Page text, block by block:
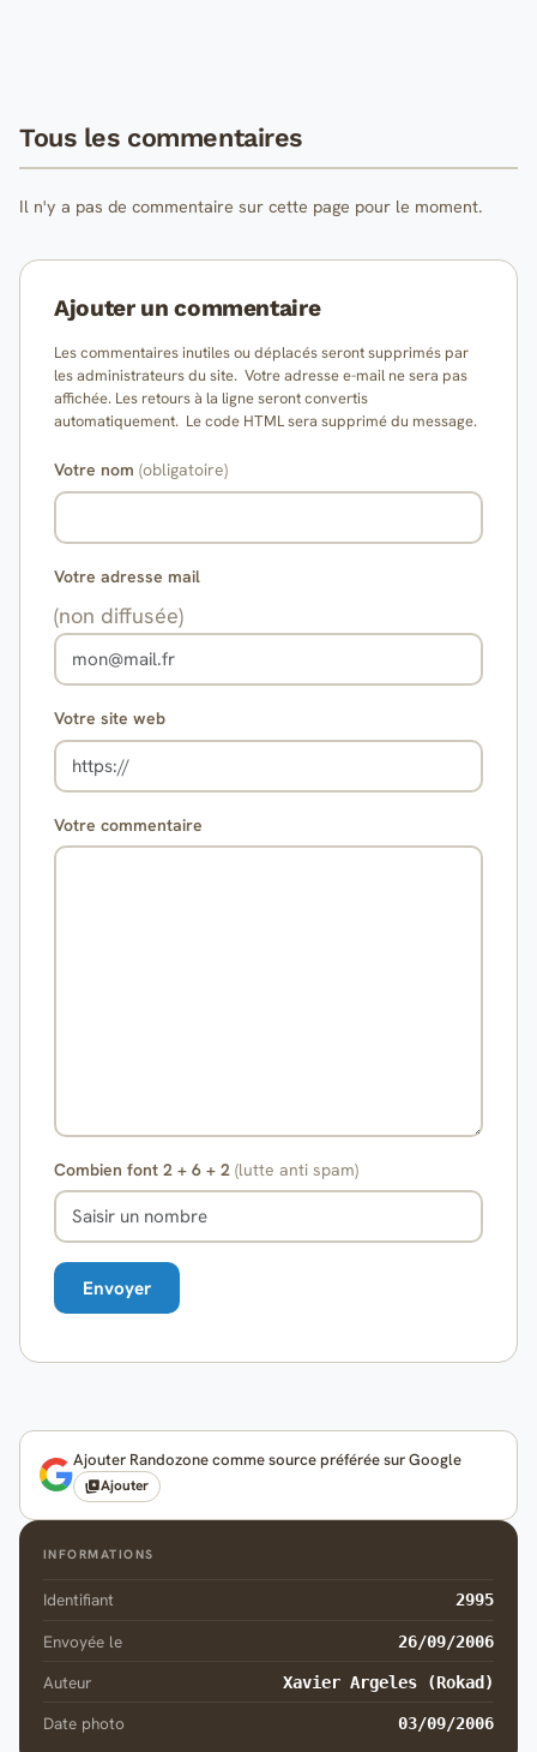
Tous les commentaires
Il n'y a pas de commentaire sur cette page pour le moment.
Ajouter un commentaire
Les commentaires inutiles ou déplacés seront supprimés par
les administrateurs du site. Votre adresse e-mail ne sera pas
affichée. Les retours à la ligne seront convertis
automatiquement. Le code HTML sera supprimé du message.
Votre nom (obligatoire)
Votre adresse mail
(non diffusée)
Votre site web
Votre commentaire
Combien font 2 + 6 + 2 (lutte anti spam)
Ajouter Randozone comme source préférée sur Google
Ajouter
INFORMATIONS
Identifiant 2995
Envoyée le 26/09/2006
Auteur Xavier Argeles (Rokad)
Date photo 03/09/2006